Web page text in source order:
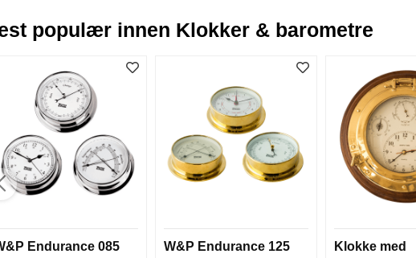
populær innen Klokker & barometre
Endurance 085
W&P Endurance 125
Klokke med